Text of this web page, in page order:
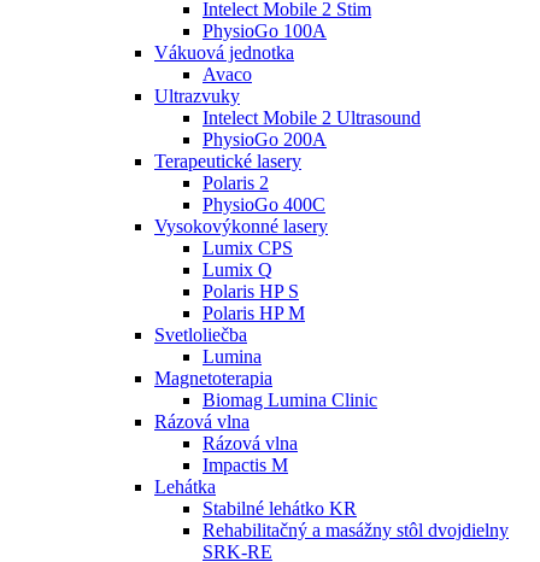
Intelect Mobile 2 Stim
PhysioGo 100A
Vákuová jednotka
Avaco
Ultrazvuky
Intelect Mobile 2 Ultrasound
PhysioGo 200A
Terapeutické lasery
Polaris 2
PhysioGo 400C
Vysokovýkonné lasery
Lumix CPS
Lumix Q
Polaris HP S
Polaris HP M
Svetloliečba
Lumina
Magnetoterapia
Biomag Lumina Clinic
Rázová vlna
Rázová vlna
Impactis M
Lehátka
Stabilné lehátko KR
Rehabilitačný a masážny stôl dvojdielny
SRK-RE